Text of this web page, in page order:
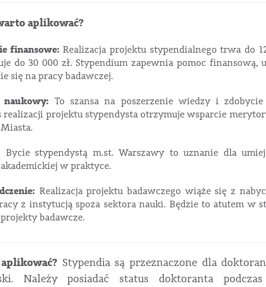
aplikować?
finansowe: Realizacja projektu stypendialnego trwa do
do 30 000 zł. Stypendium zapewnia pomoc finansową,
się na pracy badawczej.
naukowy: To szansa na poszerzenie wiedzy i
realizacji projektu stypendysta otrzymuje wsparcie
Bycie stypendystą m.st. Warszawy to uznanie dla
w praktyce.
Realizacja projektu badawczego wiąże się z
z instytucją spoza sektora nauki. Będzie to atutem w
badawcze.
Stypendia są przeznaczone dla
Należy posiadać status doktoranta